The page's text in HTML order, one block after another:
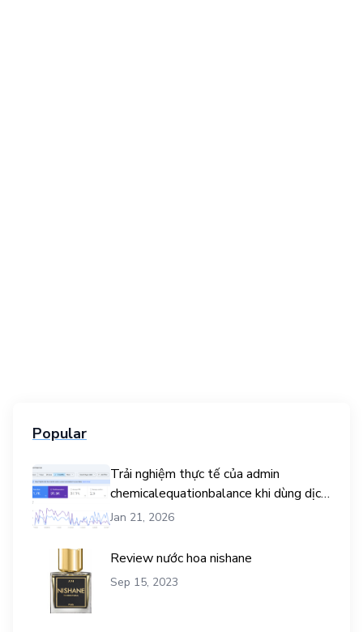
Popular
Trải nghiệm thực tế của admin
chemicalequationbalance khi dùng dịch
vụ mua traffic user
Jan 21, 2026
Review nước hoa nishane
Sep 15, 2023